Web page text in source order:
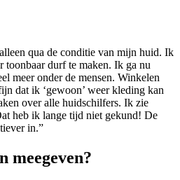
qua de conditie van mijn huid. Ik
durf te maken. Ik ga nu
meer onder de mensen. Winkelen
dat ik ‘gewoon’ weer kleding kan
over alle huidschilfers. Ik zie
heb ik lange tijd niet gekund! De
in.”
meegeven?